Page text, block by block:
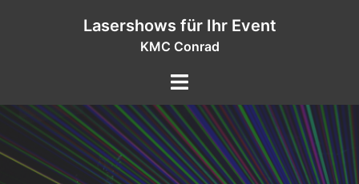
Lasershows für Ihr Event
KMC Conrad